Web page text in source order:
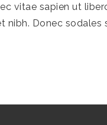
vitae sapien ut
Donec